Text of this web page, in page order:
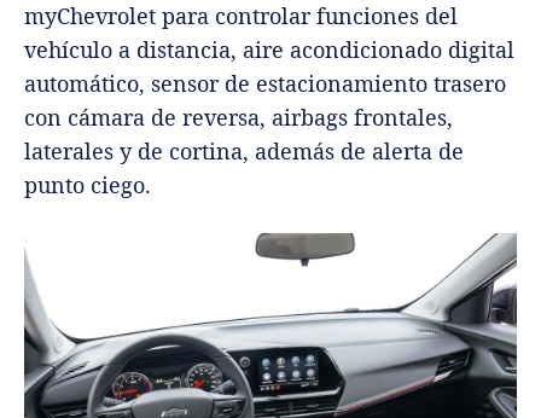
myChevrolet para controlar funciones del
vehículo a distancia, aire acondicionado digital
automático, sensor de estacionamiento trasero
con cámara de reversa, airbags frontales,
laterales y de cortina, además de alerta de
punto ciego.